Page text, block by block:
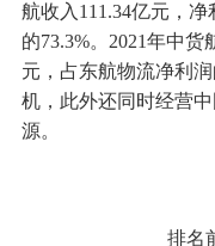
航收入111.34亿元，
的73.3%。2021年中货
元，占东航物流净利
机，此外还同时经营
源。
排名